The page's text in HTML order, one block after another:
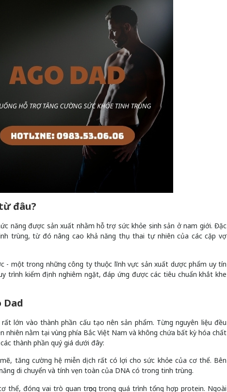
đâu?
năng được sản xuất nhằm hỗ trợ sức khỏe sinh sản ở nam giới. Đặc
trùng, từ đó nâng cao khả năng thụ thai tự nhiên của các cặp vợ
- một trong những công ty thuộc lĩnh vực sản xuất dược phẩm uy tín
trình kiểm định nghiêm ngặt, đáp ứng được các tiêu chuẩn khắt khe
Dad
lớn vào thành phần cấu tạo nên sản phẩm. Từng nguyên liệu đều
nhiên nằm tại vùng phía Bắc Việt Nam và không chứa bất kỳ hóa chất
thành phần quý giá dưới đây:
tăng cường hệ miễn dịch rất có lợi cho sức khỏe của cơ thể. Bên
di chuyển và tính vẹn toàn của DNA có trong tinh trùng.
thể, đóng vai trò quan trọng trong quá trình tổng hợp protein. Ngoài